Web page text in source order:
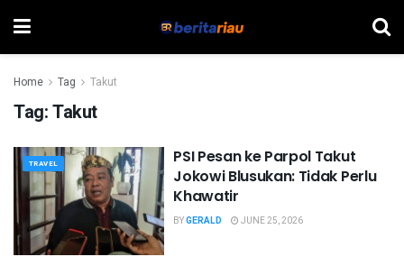
Home Tag Takut
Tag:Takut
TRAVEL
PSI Pesan ke Parpol Takut
Jokowi Blusukan: Tidak Perlu
Khawatir
BYGERALD JUNE 25, 2026